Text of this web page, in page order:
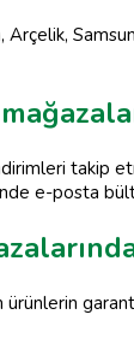
takip
e-posta